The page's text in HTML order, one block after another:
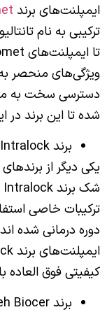
ایمپلنت‌های برند
ترکیبی به نام
ویژگی‌های منحصر
شده تا این برند در
برند Intralock
یکی دیگر از
ترکیبات خاصی
دوره درمانی شده
کیفیتی فوق العاده
برند Nobeh Biocer